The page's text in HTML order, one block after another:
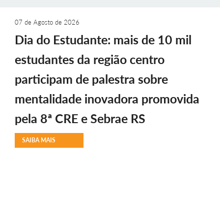
07 de Agosto de 2026
Dia do Estudante: mais de 10 mil
estudantes da região centro
participam de palestra sobre
mentalidade inovadora promovida
pela 8ª CRE e Sebrae RS
SAIBA MAIS